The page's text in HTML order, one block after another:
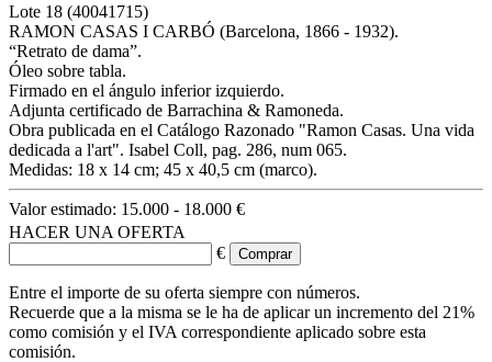
Lote 18 (40041715)
RAMON CASAS I CARBÓ (Barcelona, 1866 - 1932).
“Retrato de dama”.
Óleo sobre tabla.
Firmado en el ángulo inferior izquierdo.
Adjunta certificado de Barrachina & Ramoneda.
Obra publicada en el Catálogo Razonado "Ramon Casas. Una vida
dedicada a l'art". Isabel Coll, pag. 286, num 065.
Medidas: 18 x 14 cm; 45 x 40,5 cm (marco).
Valor estimado: 15.000 - 18.000 €
HACER UNA OFERTA
€
Entre el importe de su oferta siempre con números.
Recuerde que a la misma se le ha de aplicar un incremento del 21%
como comisión y el IVA correspondiente aplicado sobre esta
comisión.